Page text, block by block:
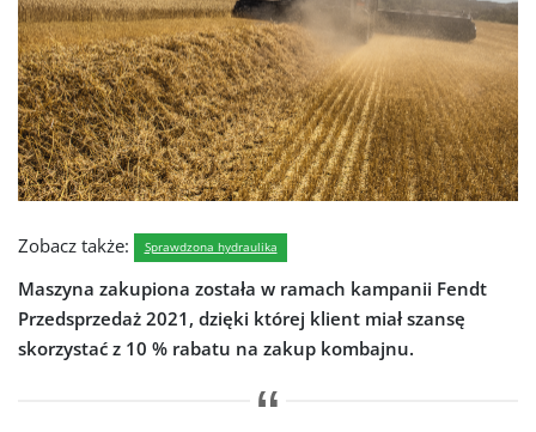
Zobacz także: Sprawdzona hydraulika
Maszyna zakupiona została w ramach kampanii Fendt
Przedsprzedaż 2021, dzięki której klient miał szansę
skorzystać z 10 % rabatu na zakup kombajnu.